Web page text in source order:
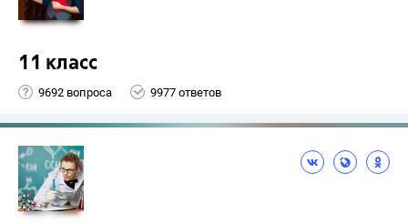
11 класс
9692 вопроса 9977 ответов